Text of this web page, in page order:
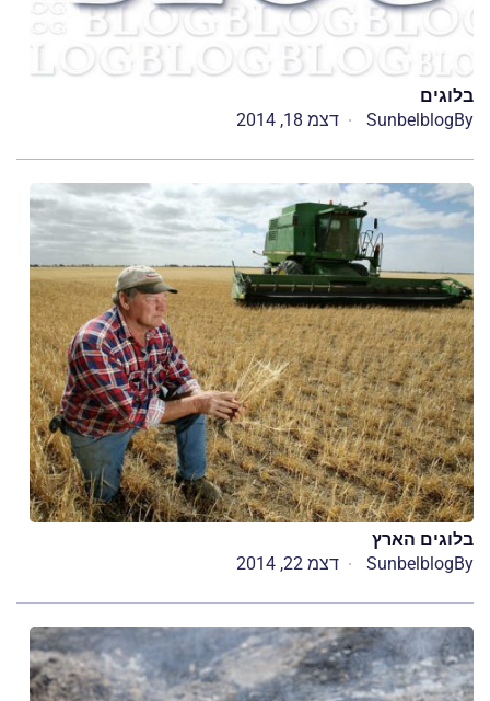
בלוגים
By
Sunbelblog דצמ 18, 2014
בלוגים הארץ
By
Sunbelblog דצמ 22, 2014